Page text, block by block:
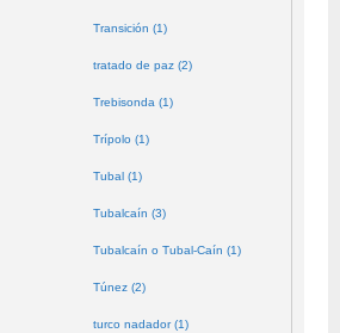
Transición (1)
tratado de paz (2)
Trebisonda (1)
Trípolo (1)
Tubal (1)
Tubalcaín (3)
Tubalcaín o Tubal-Caín (1)
Túnez (2)
turco nadador (1)